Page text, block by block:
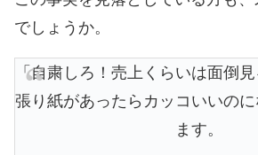
でしょうか。
「自粛しろ！売上くらいは面倒
張り紙があったらカッコいいの
ます。